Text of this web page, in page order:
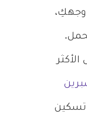
وجهكِ،
تسكين